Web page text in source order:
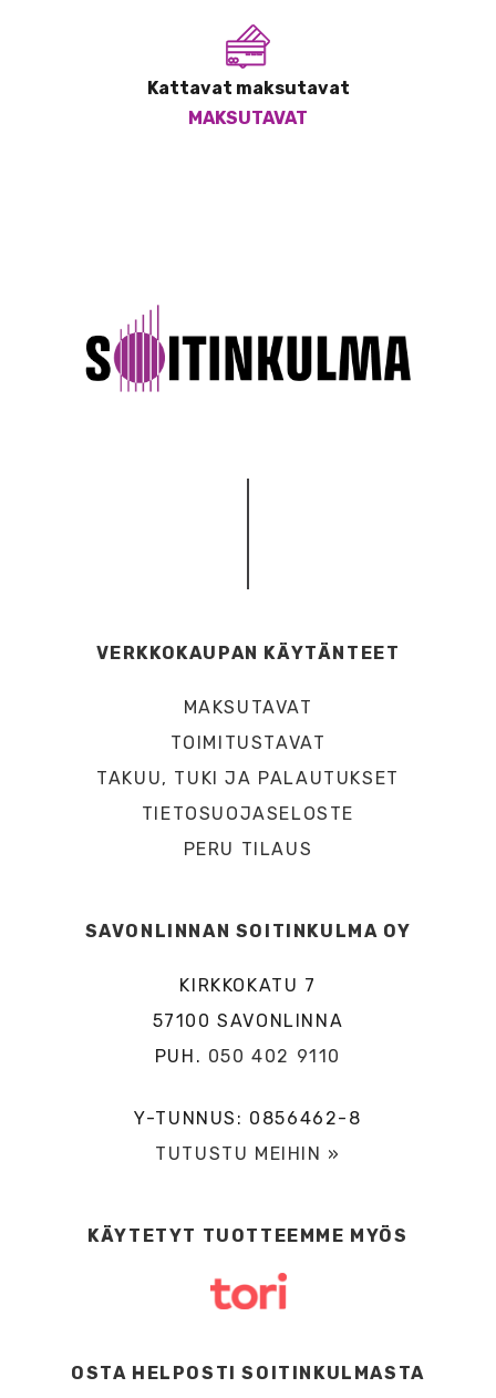
Kattavat maksutavat
MAKSUTAVAT
VERKKOKAUPAN KÄYTÄNTEET
MAKSUTAVAT
TOIMITUSTAVAT
TAKUU, TUKI JA PALAUTUKSET
TIETOSUOJASELOSTE
PERU TILAUS
SAVONLINNAN SOITINKULMA OY
KIRKKOKATU 7
57100 SAVONLINNA
PUH. 050 402 9110
Y-TUNNUS: 0856462-8
TUTUSTU MEIHIN »
KÄYTETYT TUOTTEEMME MYÖS
OSTA HELPOSTI SOITINKULMASTA